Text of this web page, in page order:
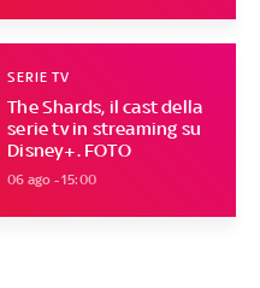
The Shards, il cast della
serie tv in streaming su
Disney+. FOTO
SERIE TV
06 ago - 15:00